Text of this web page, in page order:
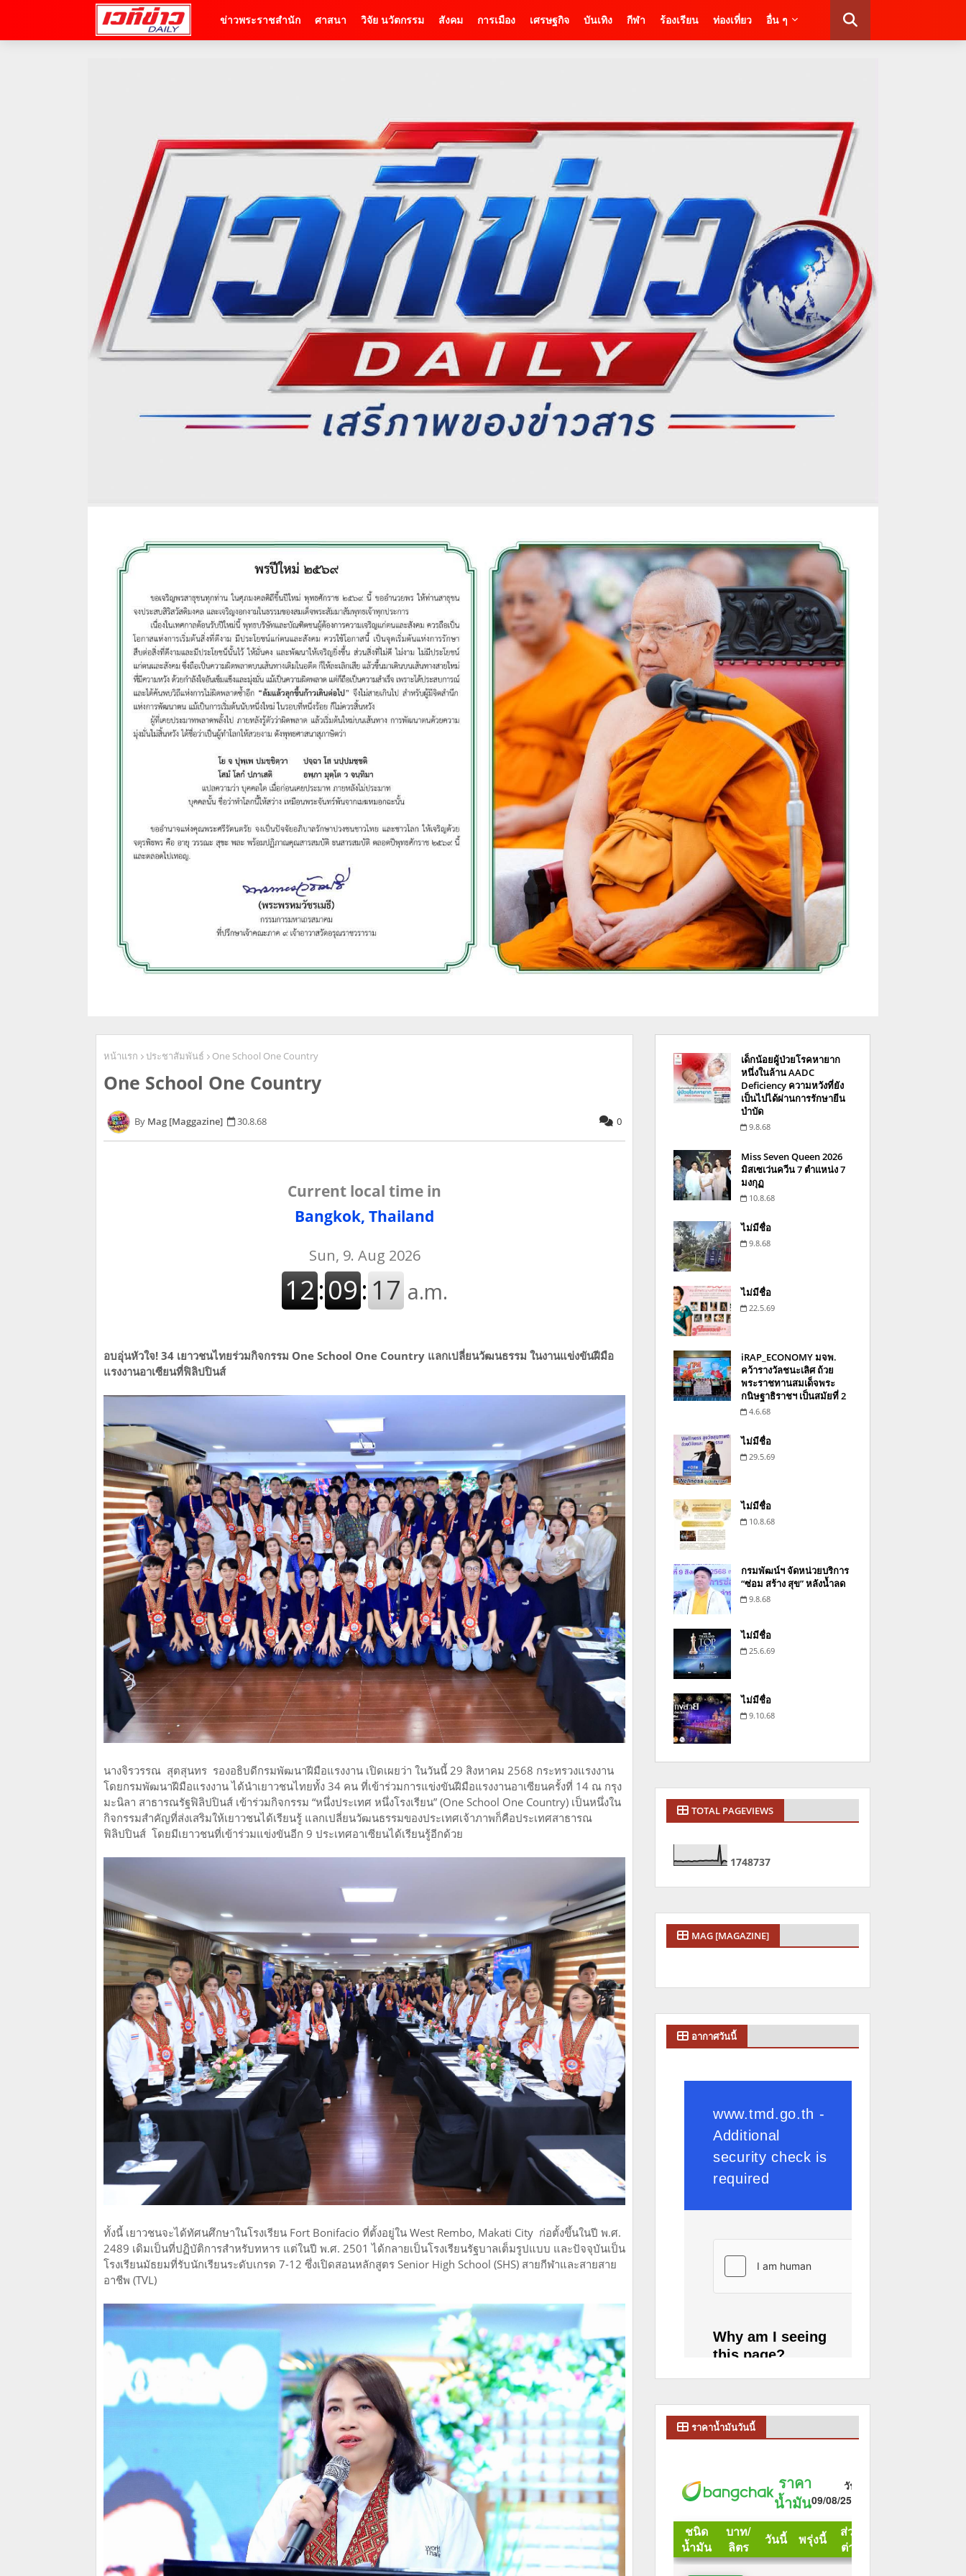
ข่าวพระราชสำนัก ศาสนา วิจัย นวัตกรรม สังคม การเมือง เศรษฐกิจ บันเทิง กีฬา ร้องเรียน ท่องเที่ยว อื่น ๆ
หน้าแรก ประชาสัมพันธ์ One School One Country
One School One Country
Mag [Maggazine] 30.8.68 0
Current local time in
Bangkok, Thailand
อบอุ่นหัวใจ! 34 เยาวชนไทยร่วมกิจกรรม One School One Country แลกเปลี่ยนวัฒนธรรม ในงานแข่งขันฝีมือ
แรงงานอาเซียนที่ฟิลิปปินส์
นางจิรวรรณ สุตสุนทร รองอธิบดีกรมพัฒนาฝีมือแรงงาน เปิดเผยว่า ในวันนี้ 29 สิงหาคม 2568 กระทรวงแรงงาน
โดยกรมพัฒนาฝีมือแรงงาน ได้นำเยาวชนไทยทั้ง 34 คน ที่เข้าร่วมการแข่งขันฝีมือแรงงานอาเซียนครั้งที่ 14 ณ กรุง
มะนิลา สาธารณรัฐฟิลิปปินส์ เข้าร่วมกิจกรรม “หนึ่งประเทศ หนึ่งโรงเรียน” (One School One Country) เป็นหนึ่งใน
กิจกรรมสำคัญที่ส่งเสริมให้เยาวชนได้เรียนรู้ แลกเปลี่ยนวัฒนธรรมของประเทศเจ้าภาพก็คือประเทศสาธารณ
ฟิลิปปินส์ โดยมีเยาวชนที่เข้าร่วมแข่งขันอีก 9 ประเทศอาเซียนได้เรียนรู้อีกด้วย
ทั้งนี้ เยาวชนจะได้ทัศนศึกษาในโรงเรียน Fort Bonifacio ที่ตั้งอยู่ใน West Rembo, Makati City ก่อตั้งขึ้นในปี พ.ศ.
2489 เดิมเป็นที่ปฏิบัติการสำหรับทหาร แต่ในปี พ.ศ. 2501 ได้กลายเป็นโรงเรียนรัฐบาลเต็มรูปแบบ และปัจจุบันเป็น
โรงเรียนมัธยมที่รับนักเรียนระดับเกรด 7-12 ซึ่งเปิดสอนหลักสูตร Senior High School (SHS) สายกีฬาและสายสาย
อาชีพ (TVL)
เด็กน้อยผู้ป่วยโรคหายาก
หนึ่งในล้าน AADC
Deficiency ความหวังที่ยัง
เป็นไปได้ผ่านการรักษายีน
บำบัด
9.8.68
Miss Seven Queen 2026
มิสเซเว่นควีน 7 ตำแหน่ง 7
มงกุฏ
10.8.68
ไม่มีชื่อ
9.8.68
ไม่มีชื่อ
22.5.69
iRAP_ECONOMY มจพ.
คว้ารางวัลชนะเลิศ ถ้วย
พระราชทานสมเด็จพระ
กนิษฐาธิราชฯ เป็นสมัยที่ 2
4.6.68
ไม่มีชื่อ
29.5.69
ไม่มีชื่อ
10.8.68
กรมพัฒน์ฯ จัดหน่วยบริการ
“ซ่อม สร้าง สุข” หลังน้ำลด
9.8.68
ไม่มีชื่อ
25.6.69
ไม่มีชื่อ
9.10.68
TOTAL PAGEVIEWS
1748737
MAG [MAGAZINE]
อากาศวันนี้
ราคาน้ำมันวันนี้